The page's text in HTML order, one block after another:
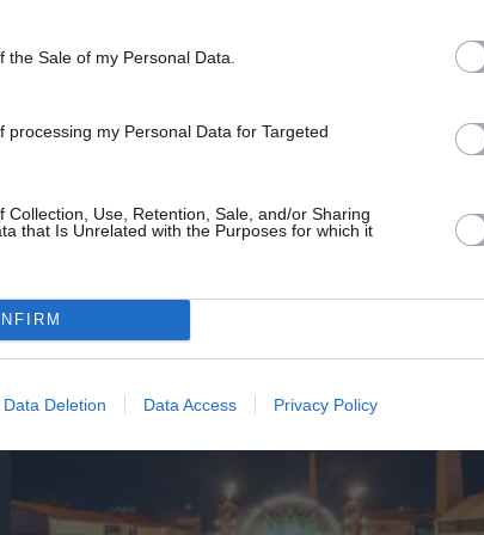
the Sale of my Personal Data.
processing my Personal Data for Targeted
Collection, Use, Retention, Sale, and/or Sharing
that Is Unrelated with the Purposes for which it
Data Deletion Data Access Privacy Policy
Άρθρα